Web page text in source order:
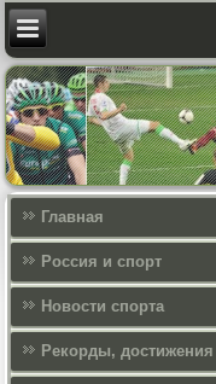
Главная
Россия и спорт
Новости спорта
Рекорды, достижения